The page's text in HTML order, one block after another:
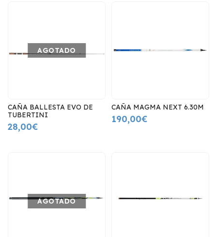
AGOTADO
CAÑA BALLESTA EVO DE
TUBERTINI
28,00€
CAÑA MAGMA NEXT 6.30M
190,00€
AGOTADO